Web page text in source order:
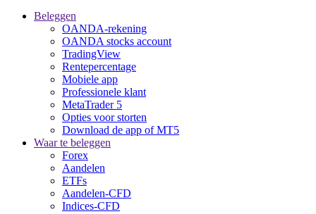
Beleggen
OANDA-rekening
OANDA stocks account
TradingView
Rentepercentage
Mobiele app
Professionele klant
MetaTrader 5
Opties voor storten
Download de app of MT5
Waar te beleggen
Forex
Aandelen
ETFs
Aandelen-CFD
Indices-CFD